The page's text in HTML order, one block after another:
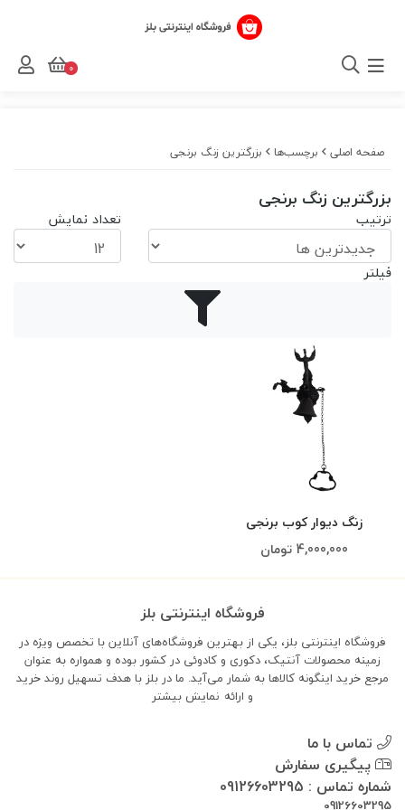
صفحه اصلی برچسب‌ها بزرگترین زنگ برنجی
بزرگترین زنگ برنجی
ترتیب تعداد نمایش
فیلتر
زنگ دیوار کوب برنجی
4,000,000 تومان
فروشگاه اینترنتی بلز
فروشگاه اینترنتی بلز، یکی از بهترین فروشگاه‌های آنلاین با تخصص ویژه در
زمینه محصولات آنتیک، دکوری و کادوئی در کشور بوده و همواره به عنوان
مرجع خرید اینگونه کالاها به شمار می‌آید. ما در بلز با هدف تسهیل روند خرید
و ارائه نمایش بیشتر
تماس با ما
پیگیری سفارش
شماره تماس : 09126603295
09126603295
0